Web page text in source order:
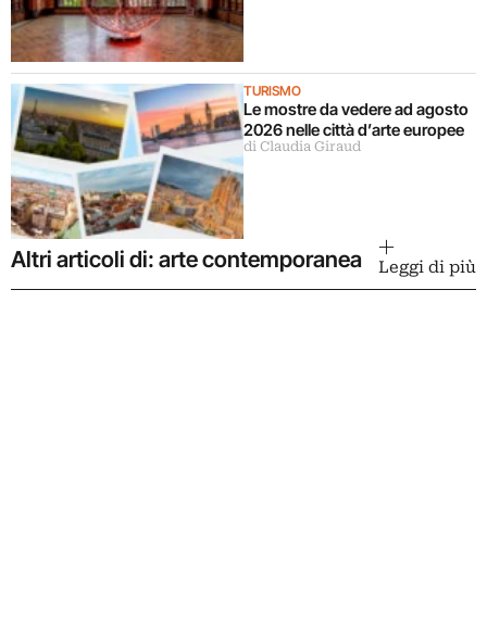
TURISMO
Le mostre da vedere ad agosto
2026 nelle città d’arte europee
di Claudia Giraud
Altri articoli di: arte contemporanea Leggi di più